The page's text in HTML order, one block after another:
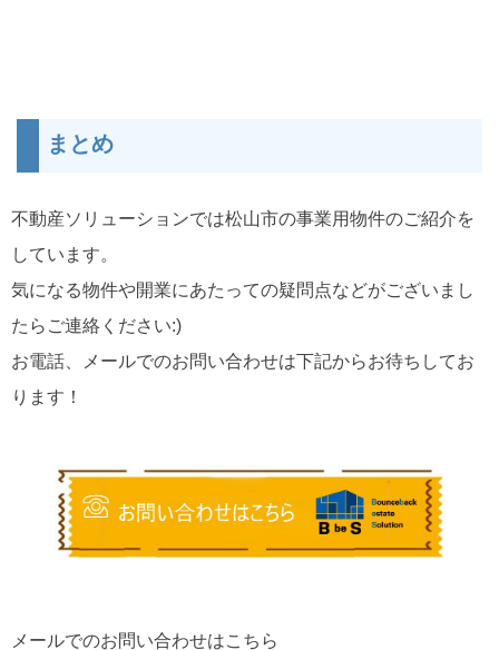
まとめ
不動産ソリューションでは松山市の事業用物件のご紹介を
しています。
気になる物件や開業にあたっての疑問点などがございまし
たらご連絡ください:)
お電話、メールでのお問い合わせは下記からお待ちしてお
ります！
メールでのお問い合わせはこちら